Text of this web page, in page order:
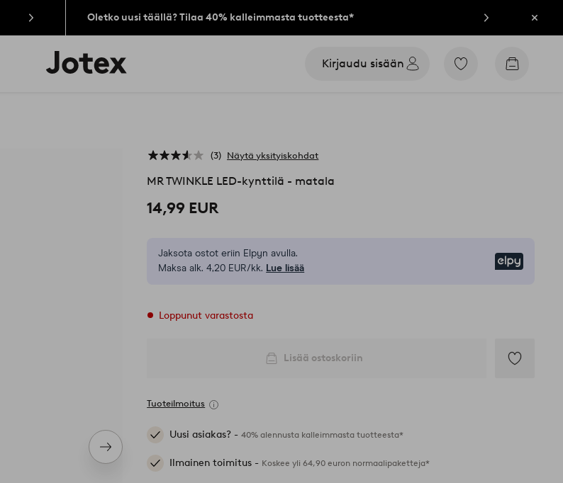
Oletko uusi täällä? Tilaa 40% kalleimmasta tuotteesta* Sulje
Jotex-
logo
Kirjaudu sisään
Siirry
Siirry
Seuraava
tuote
3 Näytä yksityiskohdat
MR TWINKLE LED-kynttilä - matala
14,99 EUR
Jaksota ostot eriin Elpyn avulla.
Maksa alk. 4,20 EUR/kk. Lue lisää
Loppunut varastosta
Lisää ostoskoriin
Tuoteilmoitus
Uusi asiakas? -40% alennusta kalleimmasta tuotteesta*
Ilmainen toimitus - Koskee yli 64,90 euron normaalipaketteja*